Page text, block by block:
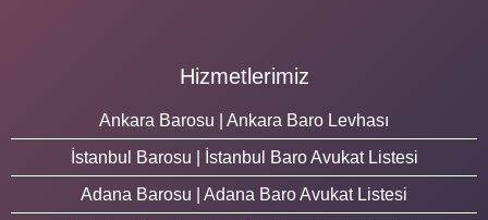
Hizmetlerimiz
Ankara Barosu | Ankara Baro Levhası
İstanbul Barosu | İstanbul Baro Avukat Listesi
Adana Barosu | Adana Baro Avukat Listesi